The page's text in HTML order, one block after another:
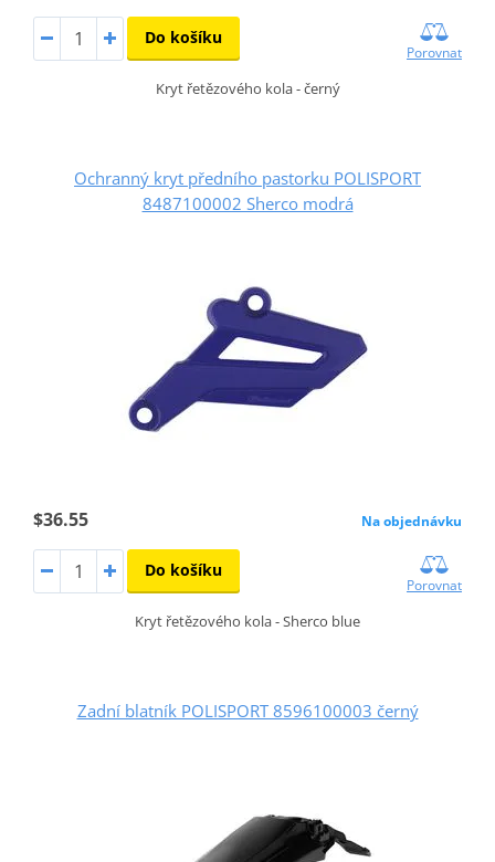
Do košíku
Porovnat
Kryt řetězového kola - černý
Ochranný kryt předního pastorku POLISPORT
8487100002 Sherco modrá
$36.55 Na objednávku
Do košíku
Porovnat
Kryt řetězového kola - Sherco blue
Zadní blatník POLISPORT 8596100003 černý